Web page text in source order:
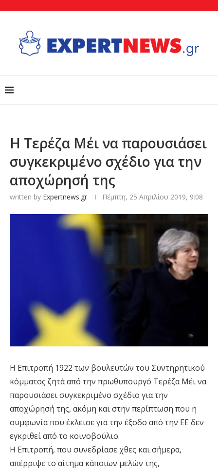
Η Τερέζα Μέι να παρουσιάσει
συγκεκριμένο σχέδιο για την
αποχώρησή της
written by Expertnews.gr Πέμπτη, 25 Απριλίου 2019, 9:08
Η Επιτροπή 1922 των βουλευτών του Συντηρητικού
κόμματος ζητά από την πρωθυπουργό Τερέζα Μέι να
παρουσιάσει συγκεκριμένο σχέδιο για την
αποχώρησή της, ακόμη και στην περίπτωση που η
συμφωνία που έκλεισε για την έξοδο από την ΕΕ δεν
εγκριθεί από το κοινοβούλιο.
Η Επιτροπή, που συνεδρίασε χθες και σήμερα,
απέρριψε το αίτημα κάποιων μελών της,